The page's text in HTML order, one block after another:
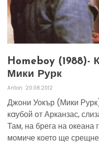
Homeboy (1988)-
Мики Рурк
Anton 20.08.2012
Джони Уокър (Мики
кaубой от Арканзас,
Там, на брега на океана
момиче което ще